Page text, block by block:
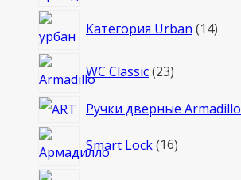
Категория Urban 1414
WC Classic 2323
Ручки дверные Armadillo
Smart Lock 1616